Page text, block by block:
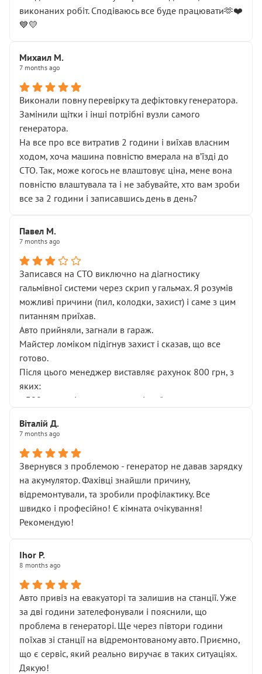
виконаних робіт. Сподіваюсь все буде працювати🫶❤️
💙💛
Михаил М.
7 months ago
Виконали повну перевірку та дефіктовку генератора.
Замінили щітки і інші потрібні вузли самого
генератора.
На все про все витратив 2 години і виїхав власним
ходом, хоча машина повністю вмерала на вʼїзді до
СТО. Так, може когось не влаштовує ціна, мене вона
повністю влаштувала та і не забувайте, хто вам зроби
все за 2 години і записавшись день в день?
Павел М.
7 months ago
Записався на СТО виключно на діагностику
гальмівної системи через скрип у гальмах. Я розумів
можливі причини (пил, колодки, захист) і саме з цим
питанням приїхав.
Авто прийняли, загнали в гараж.
Майстер ломіком підігнув захист і сказав, що все
готово.
Після цього менеджер виставляє рахунок 800 грн, з
яких:
• 300 грн — діагностика гальмівної системи
НЕ погоджував
послуга. Тим більше, я був поруч і жодної реальної
діагностики ходової не проводилось. Після
зауваження гроші за цю “послугу” повернули, що
лише підтвердило мою правоту.
Але головне — я виїжджаю з боксу, і скрип у гальмах
залишився таким самим, як і був. Тобто оплачена
Далі ситуація тільки погіршилась:
• сказали, що тепер “потрібно знімати колеса”
• що біля авто стояти вже не можна
• почали озвучувати купу додаткових робіт без
чіткого пояснення
( ну все зняли та доробили) дякую!
Окремий момент, який виглядає абсурдно:
мені заявили, що бачок гальмівної рідини потрібно
міняти разом із головним гальмівним циліндром у
Віталій Д.
7 months ago
Звернувся з проблемою - генератор не давав зарядку
на акумулятор. Фахівці знайшли причину,
відремонтували, та зробили профілактику. Все
швидко і професійно! Є кімната очікування!
Рекомендую!
Ihor P.
8 months ago
Авто привіз на евакуаторі та залишив на станції. Уже
за дві години зателефонували і пояснили, що
проблема в генераторі. Ще через півтори години
поїхав зі станції на відремонтованому авто. Приємно,
що є сервіс, який реально виручає в таких ситуаціях.
Дякую!